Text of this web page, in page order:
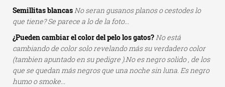
Semillitas blancasNo seran gusanos planos o cestodes lo
que tiene? Se parece a lo de la foto...
¿Pueden cambiar el color del pelo los gatos?No está
cambiando de color solo revelando más su verdadero color
(tambien apuntado en su pedigre ).No es negro solido , de los
que se quedan más negros que una noche sin luna. Es negro
humo o smoke...